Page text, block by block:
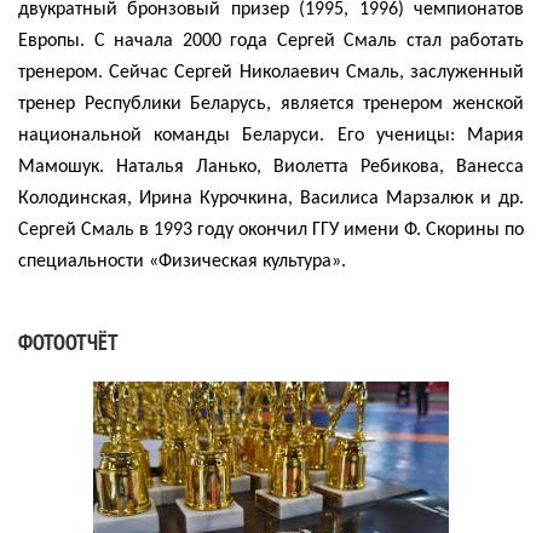
двукратный бронзовый призер (1995, 1996) чемпионатов
Европы. С начала 2000 года Сергей Смаль стал работать
тренером. Сейчас Сергей Николаевич Смаль, заслуженный
тренер Республики Беларусь, является тренером женской
национальной команды Беларуси. Его ученицы: Мария
Мамошук. Наталья Ланько, Виолетта Ребикова, Ванесса
Колодинская, Ирина Курочкина, Василиса Марзалюк и др.
Сергей Смаль в 1993 году окончил ГГУ имени Ф. Скорины по
специальности «Физическая культура».
ФОТООТЧЁТ